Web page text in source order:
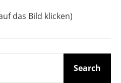
das Bild klicken)